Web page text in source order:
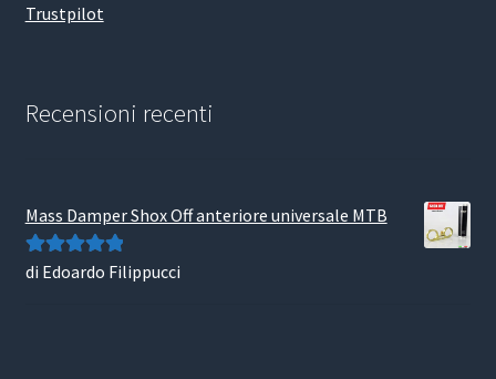
Trustpilot
Recensioni recenti
Mass Damper Shox Off anteriore universale MTB
Valutato5su
di Edoardo Filippucci